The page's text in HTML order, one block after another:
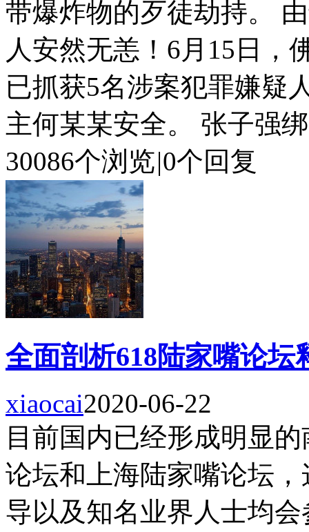
带爆炸物的歹徒劫持。
人安然无恙！6月15日，
已抓获5名涉案犯罪嫌疑
主何某某安全。 张子强
30086个浏览|0个回复
全面剖析618陆家嘴论坛
xiaocai2020-06-22
目前国内已经形成明显
论坛和上海陆家嘴论坛
导以及知名业界人士均